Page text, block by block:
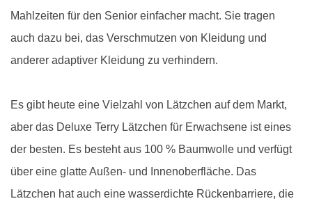
Mahlzeiten für den Senior einfacher macht. Sie tragen
auch dazu bei, das Verschmutzen von Kleidung und
anderer adaptiver Kleidung zu verhindern.
Es gibt heute eine Vielzahl von Lätzchen auf dem Markt,
aber das Deluxe Terry Lätzchen für Erwachsene ist eines
der besten. Es besteht aus 100 % Baumwolle und verfügt
über eine glatte Außen- und Innenoberfläche. Das
Lätzchen hat auch eine wasserdichte Rückenbarriere, die